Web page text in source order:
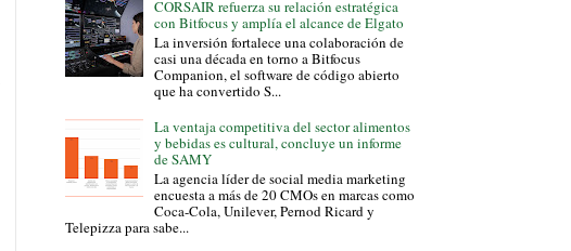
CORSAIR refuerza su relación estratégica
con Bitfocus y amplía el alcance de Elgato
La inversión fortalece una colaboración de
casi una década en torno a Bitfocus
Companion, el software de código abierto
que ha convertido S...
La ventaja competitiva del sector alimentos
y bebidas es cultural, concluye un informe
de SAMY
La agencia líder de social media marketing
encuesta a más de 20 CMOs en marcas como
Coca-Cola, Unilever, Pernod Ricard y
Telepizza para sabe...